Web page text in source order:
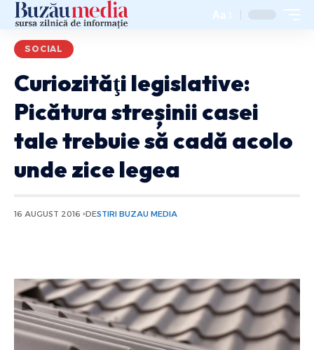
Aa
SOCIAL
Curiozităţi legislative:
Picătura streșinii casei
tale trebuie să cadă acolo
unde zice legea
16 AUGUST 2016 DESTIRI BUZAU MEDIA